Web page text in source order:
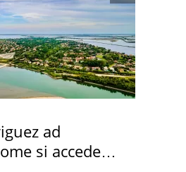
ad
si accede